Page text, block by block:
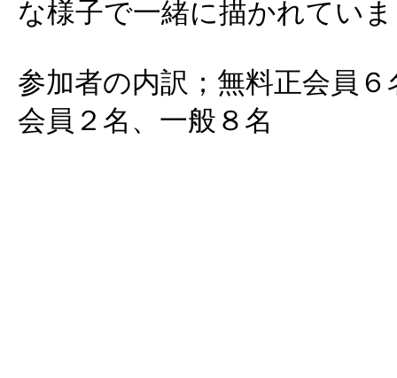
な様子で一緒に描かれてい
参加者の内訳；無料正会員
会員２名、一般８名